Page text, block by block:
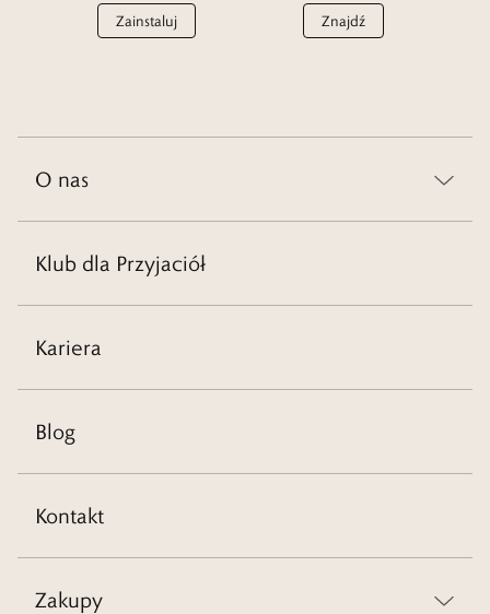
Zainstaluj Znajdź
O nas
Klub dla Przyjaciół
Kariera
Blog
Kontakt
Zakupy